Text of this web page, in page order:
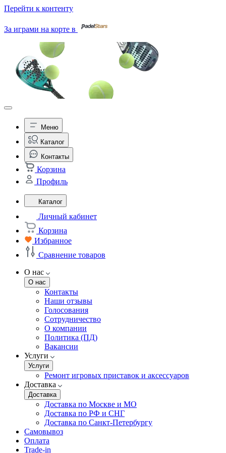
Перейти к контенту
За играми на корте в
Меню
Каталог
Контакты
Корзина
Профиль
Каталог
Личный кабинет
Корзина
Избранное
Сравнение товаров
О нас
О нас
Контакты
Наши отзывы
Голосования
Сотрудничество
О компании
Политика (ПД)
Вакансии
Услуги
Услуги
Ремонт игровых приставок и аксессуаров
Доставка
Доставка
Доставка по Москве и МО
Доставка по РФ и СНГ
Доставка по Санкт-Петербургу
Самовывоз
Оплата
Trade-in